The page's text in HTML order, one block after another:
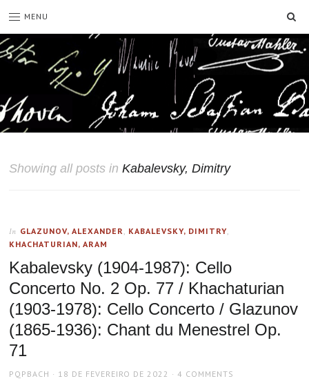
MENU
Showing all posts inKabalevsky, Dimitry
In GLAZUNOV, ALEXANDER, KABALEVSKY, DIMITRY,
KHACHATURIAN, ARAM
Kabalevsky (1904-1987): Cello
Concerto No. 2 Op. 77 / Khachaturian
(1903-1978): Cello Concerto / Glazunov
(1865-1936): Chant du Menestrel Op.
71
AUTHOR
PQPBACH
POSTED
18 DE FEVEREIRO DE 2022 4 COMMENTS